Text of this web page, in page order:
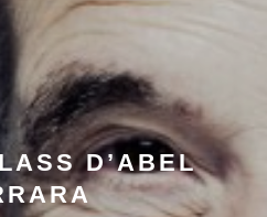
D’ABEL